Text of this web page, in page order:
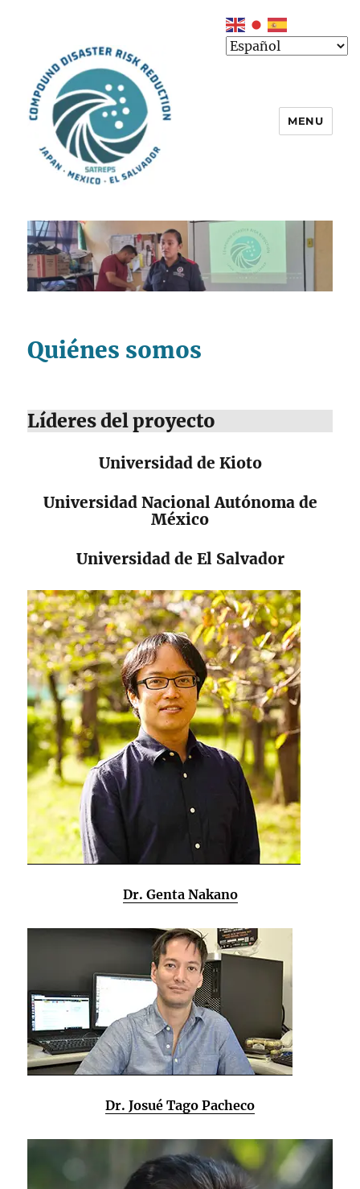
MENU
Quiénes somos
Líderes del proyecto
Universidad de Kioto
Universidad Nacional Autónoma de
México
Universidad de El Salvador
Dr. Genta Nakano
Dr. Josué Tago Pacheco